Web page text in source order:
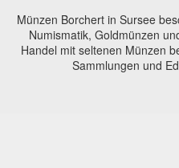
Münzen Borchert in Sursee
Numismatik, Goldmünzen
Handel mit seltenen Münzen
Sammlungen und